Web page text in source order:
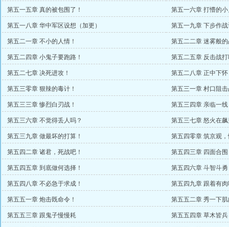
第五一五章 真的被包围了！ 第五一六章 打懵的
第五一八章 华中军区设想（加更） 第五一九章 下步作
第五二一章 不小的人情！ 第五二二章 迷雾般
第五二四章 小鬼子要跑路！ 第五二五章 反击战
第五二七章 决死进攻！ 第五二八章 正中下怀
第五三零章 狠辣的毒计！ 第五三一章 村口阻
第五三三章 惨烈白刃战！ 第五三四章 亲临一线
第五三六章 不觉得丢人吗？ 第五三七章 怒火在
第五三九章 做最坏的打算！ 第五四零章 筑京观
第五四二章 诸君，死战吧！ 第五四三章 四面合围
第五四五章 到底做何选择！ 第五四六章 斗智斗勇
第五四八章 不必急于求成！ 第五四九章 跟着有
第五五一章 炮击既命令！ 第五五二章 秀一下
第五五三章 跟鬼子慢慢耗 第五五四章 草木皆